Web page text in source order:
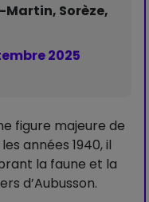
Martin, Sorèze,
2025
figure majeure de
années 1940, il
la faune et la
d’Aubusson.